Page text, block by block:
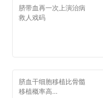
脐带血再一次上演治病
救人戏码
脐血干细胞移植比骨髓
移植概率高...